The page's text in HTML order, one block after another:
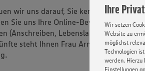
Ihre
Wir setzen
Website zu
möglichst
Technologien
werden. Hierzu
Einstellungen
wir uns darauf, Sie kennen zu lernen!
Sie uns Ihre Online-Bewerbung mit
(Anschreiben, Lebenslauf und
steht Ihnen Frau Arndt, Telefon